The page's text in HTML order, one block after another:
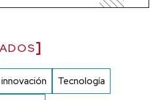
innovación Tecnología